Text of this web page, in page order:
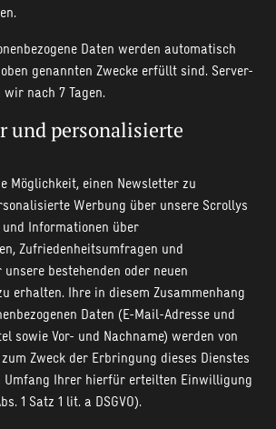
Daten werden automatisch
genannten Zwecke erfüllt sind. Server-
wir nach 7 Tagen.
und personalisierte
Möglichkeit, einen Newsletter zu
Werbung über unsere Scrollys
Informationen über
Zufriedenheitsumfragen und
bestehenden oder neuen
erhalten. Ihre in diesem Zusammenhang
Daten (E-Mail-Adresse und
sowie Vor- und Nachname) werden von
Zweck der Erbringung dieses Dienstes
Umfang Ihrer hierfür erteilten Einwilligung
1 Satz 1 lit. a DSGVO).